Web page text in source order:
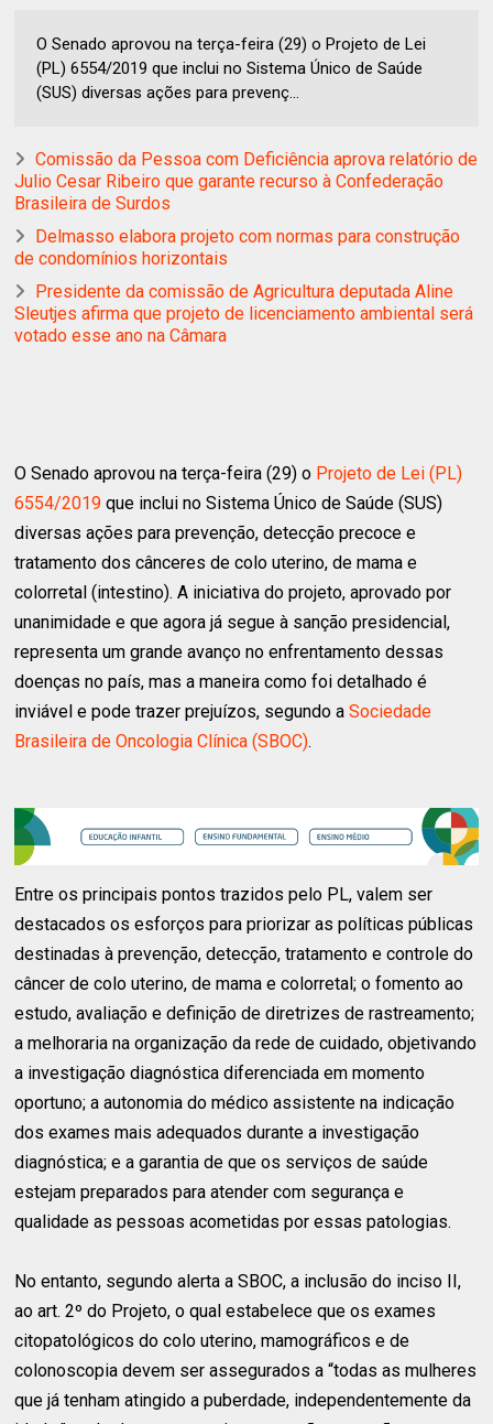
O Senado aprovou na terça-feira (29) o Projeto de Lei
(PL) 6554/2019 que inclui no Sistema Único de Saúde
(SUS) diversas ações para prevenç...
Comissão da Pessoa com Deficiência aprova relatório de
Julio Cesar Ribeiro que garante recurso à Confederação
Brasileira de Surdos
Delmasso elabora projeto com normas para construção
de condomínios horizontais
Presidente da comissão de Agricultura deputada Aline
Sleutjes afirma que projeto de licenciamento ambiental será
votado esse ano na Câmara
O Senado aprovou na terça-feira (29) o Projeto de Lei (PL)
6554/2019 que inclui no Sistema Único de Saúde (SUS)
diversas ações para prevenção, detecção precoce e
tratamento dos cânceres de colo uterino, de mama e
colorretal (intestino). A iniciativa do projeto, aprovado por
unanimidade e que agora já segue à sanção presidencial,
representa um grande avanço no enfrentamento dessas
doenças no país, mas a maneira como foi detalhado é
inviável e pode trazer prejuízos, segundo aSociedade
Brasileira de Oncologia Clínica (SBOC).
Entre os principais pontos trazidos pelo PL, valem ser
destacados os esforços para priorizar as políticas públicas
destinadas à prevenção, detecção, tratamento e controle do
câncer de colo uterino, de mama e colorretal; o fomento ao
estudo, avaliação e definição de diretrizes de rastreamento;
a melhoraria na organização da rede de cuidado, objetivando
a investigação diagnóstica diferenciada em momento
oportuno; a autonomia do médico assistente na indicação
dos exames mais adequados durante a investigação
diagnóstica; e a garantia de que os serviços de saúde
estejam preparados para atender com segurança e
qualidade as pessoas acometidas por essas patologias.
No entanto, segundo alerta a SBOC, a inclusão do inciso II,
ao art. 2º do Projeto, o qual estabelece que os exames
citopatológicos do colo uterino, mamográficos e de
colonoscopia devem ser assegurados a “todas as mulheres
que já tenham atingido a puberdade, independentemente da